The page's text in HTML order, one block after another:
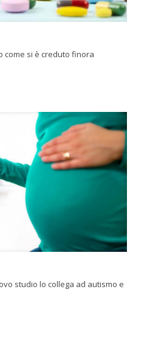
come si è creduto finora
studio lo collega ad autismo e